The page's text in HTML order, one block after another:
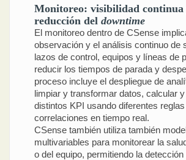
Monitoreo: visibilidad continua
reducción del downtime
El monitoreo dentro de CSense
observación y el análisis continuo de
lazos de control, equipos y líneas de
reducir los tiempos de parada y
proceso incluye el despliegue de
limpiar y transformar datos, calcular
distintos KPI usando diferentes
correlaciones en tiempo real.
CSense también utiliza también
multivariables para monitorear la
o del equipo, permitiendo la